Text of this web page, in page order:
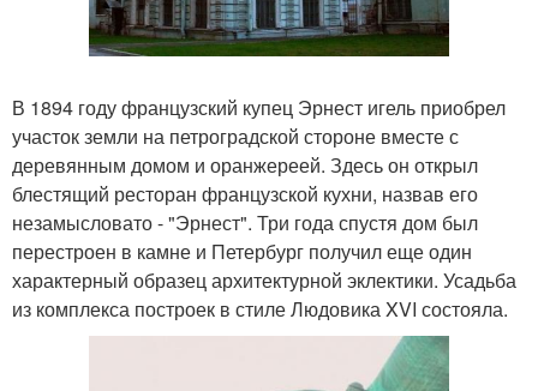
В 1894 году французский купец Эрнест игель приобрел
участок земли на петроградской стороне вместе с
деревянным домом и оранжереей. Здесь он открыл
блестящий ресторан французской кухни, назвав его
незамысловато - "Эрнест". Три года спустя дом был
перестроен в камне и Петербург получил еще один
характерный образец архитектурной эклектики. Усадьба
из комплекса построек в стиле Людовика XVI состояла.